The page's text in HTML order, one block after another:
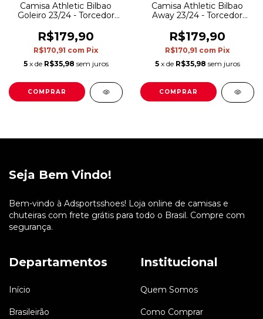
Camisa Athletic Bilbao
Goleiro 23/24 - Torcedor
com detalhes em branco
R$179,90
R$170,91 com Pix
5 x de R$35,98 sem juros
COMPRAR
Camisa Athletic Bilbao
Away 23/24 - Torcedor
R$179,90
R$170,91 com Pix
5 x de R$35,98 sem juros
COMPRAR
Seja Bem Vindo!
Bem-vindo à Adsportsshoes! Loja online de camisas e
chuteiras com frete grátis para todo o Brasil. Compre com
segurança.
Departamentos
Início
Brasileirão
Institucional
Quem Somos
Como Comprar